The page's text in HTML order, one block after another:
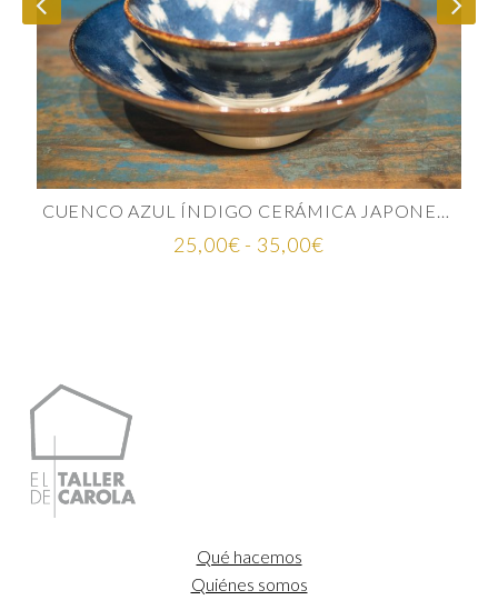
25,00€ - 35,00€Rango
Qué hacemos
Quiénes somos